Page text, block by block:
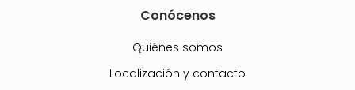
Conócenos
Quiénes somos
Localización y contacto